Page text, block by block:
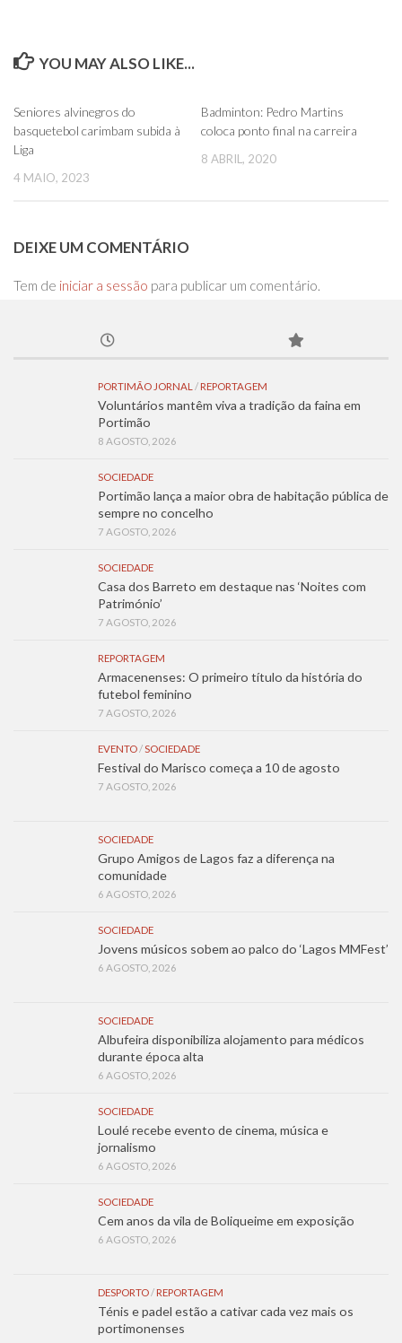
YOU MAY ALSO LIKE...
Seniores alvinegros do
basquetebol carimbam subida à
Liga
4 MAIO, 2023
Badminton: Pedro Martins
coloca ponto final na carreira
8 ABRIL, 2020
DEIXE UM COMENTÁRIO
Tem de iniciar a sessão para publicar um comentário.
PORTIMÃO JORNAL / REPORTAGEM
Voluntários mantêm viva a tradição da faina em
Portimão
8 AGOSTO, 2026
SOCIEDADE
Portimão lança a maior obra de habitação pública de
sempre no concelho
7 AGOSTO, 2026
SOCIEDADE
Casa dos Barreto em destaque nas ‘Noites com
Património’
7 AGOSTO, 2026
REPORTAGEM
Armacenenses: O primeiro título da história do
futebol feminino
7 AGOSTO, 2026
EVENTO / SOCIEDADE
Festival do Marisco começa a 10 de agosto
7 AGOSTO, 2026
SOCIEDADE
Grupo Amigos de Lagos faz a diferença na
comunidade
6 AGOSTO, 2026
SOCIEDADE
Jovens músicos sobem ao palco do ‘Lagos MMFest’
6 AGOSTO, 2026
SOCIEDADE
Albufeira disponibiliza alojamento para médicos
durante época alta
6 AGOSTO, 2026
SOCIEDADE
Loulé recebe evento de cinema, música e
jornalismo
6 AGOSTO, 2026
SOCIEDADE
Cem anos da vila de Boliqueime em exposição
6 AGOSTO, 2026
DESPORTO / REPORTAGEM
Ténis e padel estão a cativar cada vez mais os
portimonenses